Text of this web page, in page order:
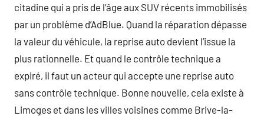
citadine qui a pris de l’âge aux SUV récents immobilisés
par un problème d’AdBlue. Quand la réparation dépasse
la valeur du véhicule, la reprise auto devient l’issue la
plus rationnelle. Et quand le contrôle technique a
expiré, il faut un acteur qui accepte une reprise auto
sans contrôle technique. Bonne nouvelle, cela existe à
Limoges et dans les villes voisines comme Brive-la-